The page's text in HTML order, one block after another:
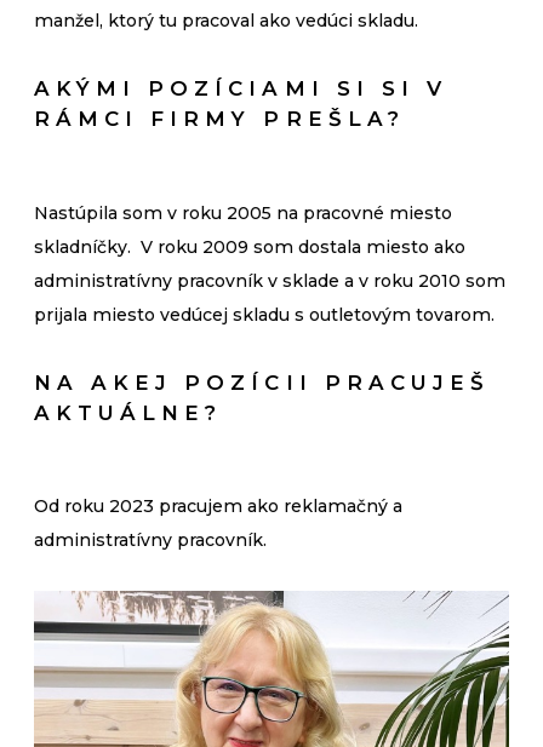
manžel, ktorý tu pracoval ako vedúci skladu.
AKÝMI POZÍCIAMI SI SI V
RÁMCI FIRMY PREŠLA?
Nastúpila som v roku 2005 na pracovné miesto
skladníčky. V roku 2009 som dostala miesto ako
administratívny pracovník v sklade a v roku 2010 som
prijala miesto vedúcej skladu s outletovým tovarom.
NA AKEJ POZÍCII PRACUJEŠ
AKTUÁLNE?
Od roku 2023 pracujem ako reklamačný a
administratívny pracovník.